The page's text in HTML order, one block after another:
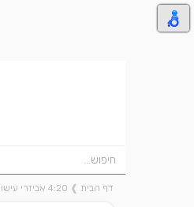
דף הבית ❱ 4:20 אביזרי עישון